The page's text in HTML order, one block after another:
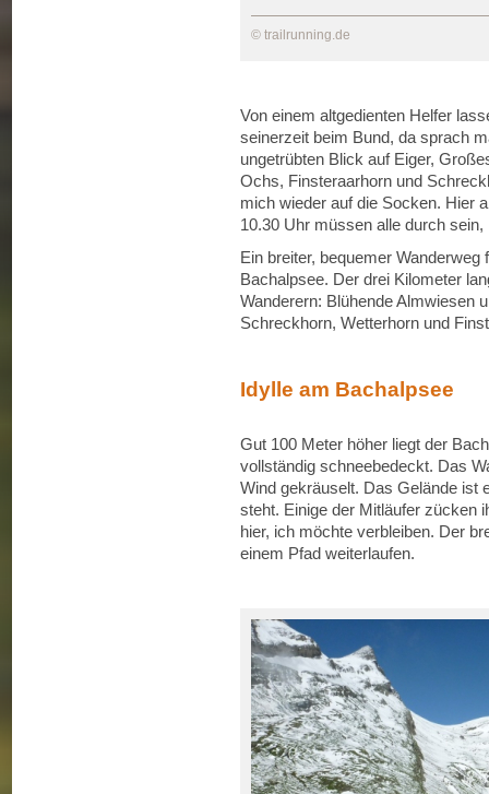
© trailrunning.de
Von einem altgedienten Helfer
seinerzeit beim Bund, da sprach
ungetrübten Blick auf Eiger,
Ochs, Finsteraarhorn und
mich wieder auf die Socken. Hier
10.30 Uhr müssen alle durch
Ein breiter, bequemer
Bachalpsee. Der drei Kilometer
Wanderern: Blühende Almwiesen
Schreckhorn, Wetterhorn und
Idylle am Bachalpsee
Gut 100 Meter höher liegt der
vollständig schneebedeckt. Das
Wind gekräuselt. Das Gelände ist
steht. Einige der Mitläufer zücken
hier, ich möchte verbleiben. Der
einem Pfad weiterlaufen.